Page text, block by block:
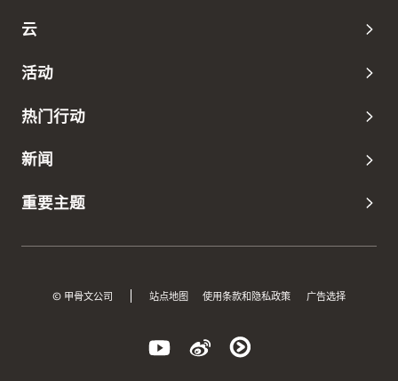
云
活动
热门行动
新闻
重要主题
© 甲骨文公司 站点地图 使用条款和隐私政策 广告选择